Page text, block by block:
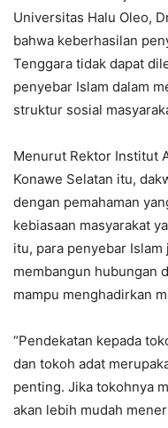
Universitas Halu Oleo,
bahwa keberhasilan
Tenggara tidak dapat
penyebar Islam dalam
struktur sosial
Menurut Rektor Institut
Konawe Selatan itu,
dengan pemahaman
kebiasaan masyarakat
itu, para penyebar Islam
membangun hubungan
mampu menghadirkan
“Pendekatan kepada
dan tokoh adat
penting. Jika tokohnya
akan lebih mudah